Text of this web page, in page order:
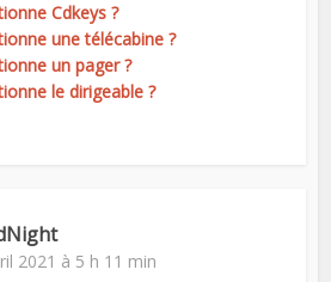
Cdkeys ?
une télécabine ?
un pager ?
le dirigeable ?
2021 à 5 h 11 min